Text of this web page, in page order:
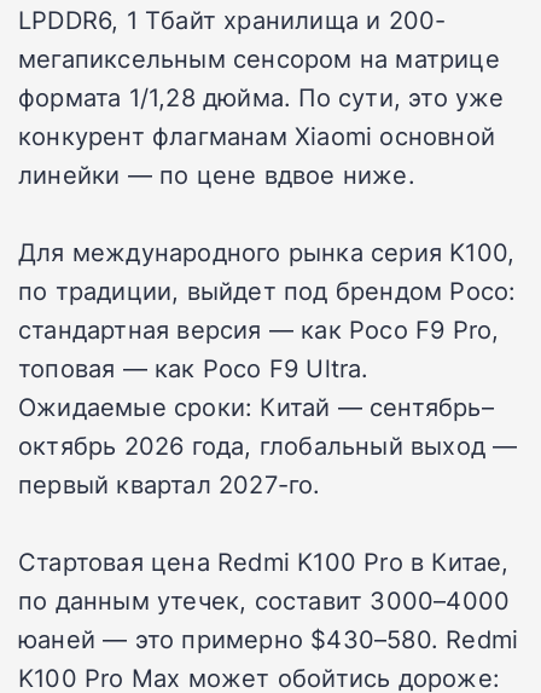
LPDDR6, 1 Тбайт хранилища и 200-
мегапиксельным сенсором на матрице
формата 1/1,28 дюйма. По сути, это уже
конкурент флагманам Xiaomi основной
линейки — по цене вдвое ниже.
Для международного рынка серия K100,
по традиции, выйдет под брендом Poco:
стандартная версия — как Poco F9 Pro,
топовая — как Poco F9 Ultra.
Ожидаемые сроки: Китай — сентябрь–
октябрь 2026 года, глобальный выход —
первый квартал 2027-го.
Стартовая цена Redmi K100 Pro в Китае,
по данным утечек, составит 3000–4000
юаней — это примерно $430–580. Redmi
K100 Pro Max может обойтись дороже: